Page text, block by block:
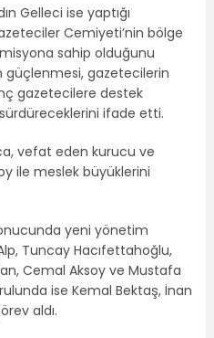
Gelleci ise yaptığı
Cemiyeti’nin bölge
misyona sahip olduğunu
güçlenmesi, gazetecilerin
gazetecilere destek
sürdüreceklerini ifade etti.
vefat eden kurucu ve
ile meslek büyüklerini
yeni yönetim
Tuncay Hacıfettahoğlu,
Cemal Aksoy ve Mustafa
ise Kemal Bektaş, İnan
aldı.